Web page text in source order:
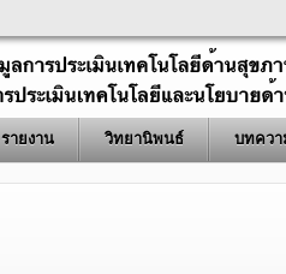
รายงาน วิทยานิพนธ์ บทควา